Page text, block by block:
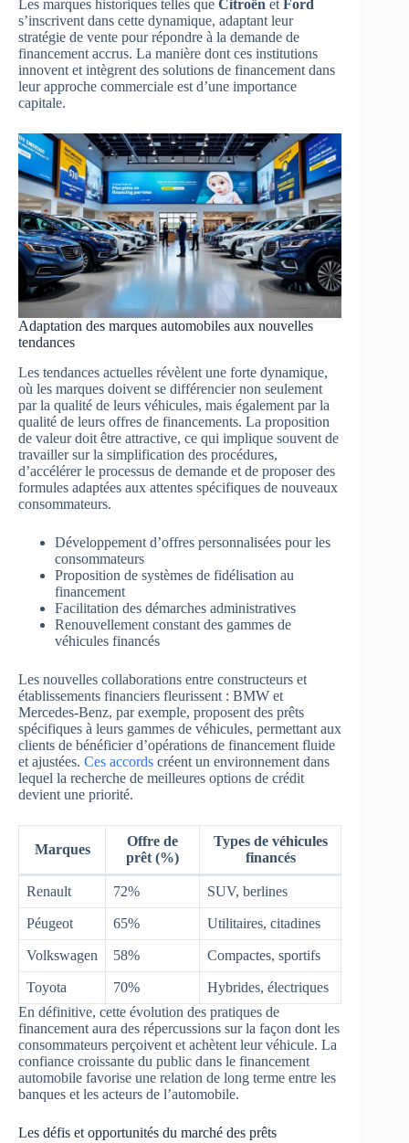
Les marques historiques telles que Citroën et Ford
s’inscrivent dans cette dynamique, adaptant leur
stratégie de vente pour répondre à la demande de
financement accrus. La manière dont ces institutions
innovent et intègrent des solutions de financement dans
leur approche commerciale est d’une importance
capitale.
Adaptation des marques automobiles aux nouvelles
tendances
Les tendances actuelles révèlent une forte dynamique,
où les marques doivent se différencier non seulement
par la qualité de leurs véhicules, mais également par la
qualité de leurs offres de financements. La proposition
de valeur doit être attractive, ce qui implique souvent de
travailler sur la simplification des procédures,
d’accélérer le processus de demande et de proposer des
formules adaptées aux attentes spécifiques de nouveaux
consommateurs.
Développement d’offres personnalisées pour les
consommateurs
Proposition de systèmes de fidélisation au
financement
Facilitation des démarches administratives
Renouvellement constant des gammes de
véhicules financés
Les nouvelles collaborations entre constructeurs et
établissements financiers fleurissent : BMW et
Mercedes-Benz, par exemple, proposent des prêts
spécifiques à leurs gammes de véhicules, permettant aux
clients de bénéficier d’opérations de financement fluide
et ajustées. Ces accords créent un environnement dans
lequel la recherche de meilleures options de crédit
devient une priorité.
Marques
Offre de
prêt (%)
Types de véhicules
financés
Renault 72% SUV, berlines
Péugeot 65% Utilitaires, citadines
Volkswagen 58% Compactes, sportifs
Toyota 70%
Hybrides, électriques
En définitive, cette évolution des pratiques de
financement aura des répercussions sur la façon dont les
consommateurs perçoivent et achètent leur véhicule. La
confiance croissante du public dans le financement
automobile favorise une relation de long terme entre les
banques et les acteurs de l’automobile.
Les défis et opportunités du marché des prêts